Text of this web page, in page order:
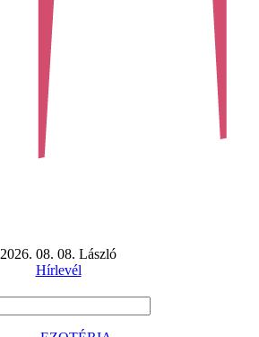
2026. 08. 08. László
Hírlevél